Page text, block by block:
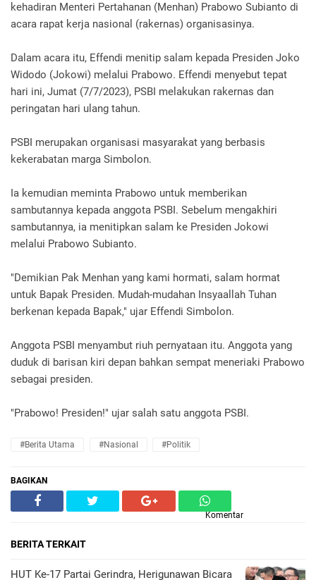
kehadiran Menteri Pertahanan (Menhan) Prabowo Subianto di
acara rapat kerja nasional (rakernas) organisasinya.
Dalam acara itu, Effendi menitip salam kepada Presiden Joko
Widodo (Jokowi) melalui Prabowo. Effendi menyebut tepat
hari ini, Jumat (7/7/2023), PSBI melakukan rakernas dan
peringatan hari ulang tahun.
PSBI merupakan organisasi masyarakat yang berbasis
kekerabatan marga Simbolon.
Ia kemudian meminta Prabowo untuk memberikan
sambutannya kepada anggota PSBI. Sebelum mengakhiri
sambutannya, ia menitipkan salam ke Presiden Jokowi
melalui Prabowo Subianto.
"Demikian Pak Menhan yang kami hormati, salam hormat
untuk Bapak Presiden. Mudah-mudahan Insyaallah Tuhan
berkenan kepada Bapak," ujar Effendi Simbolon.
Anggota PSBI menyambut riuh pernyataan itu. Anggota yang
duduk di barisan kiri depan bahkan sempat meneriaki Prabowo
sebagai presiden.
"Prabowo! Presiden!" ujar salah satu anggota PSBI.
#Berita Utama #Nasional #Politik
BAGIKAN
Komentar
BERITA TERKAIT
HUT Ke-17 Partai Gerindra, Herigunawan Bicara